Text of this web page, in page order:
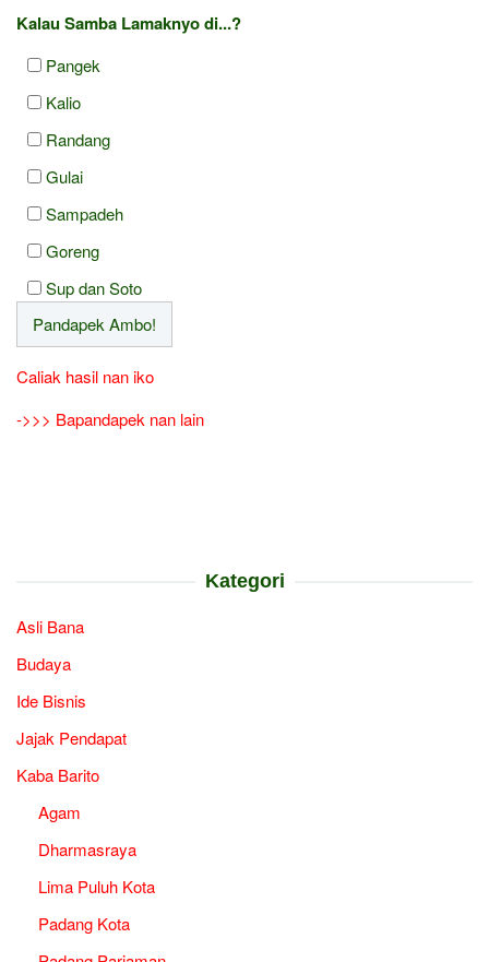
Kalau Samba Lamaknyo di...?
Pangek
Kalio
Randang
Gulai
Sampadeh
Goreng
Sup dan Soto
Caliak hasil nan iko
->>> Bapandapek nan lain
Kategori
Asli Bana
Budaya
Ide Bisnis
Jajak Pendapat
Kaba Barito
Agam
Dharmasraya
Lima Puluh Kota
Padang Kota